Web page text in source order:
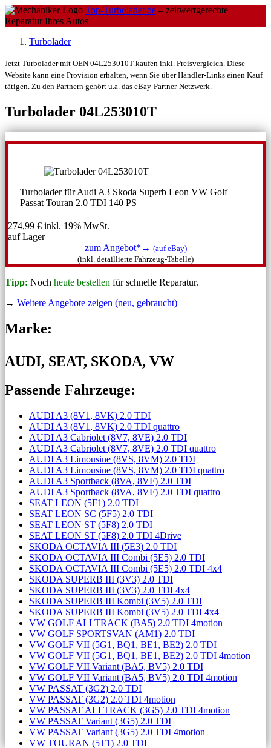
Top-Turbolader.de – zeitwertgerechte
Reparatur Ihres Autos
Turbolader
Jetzt Turbolader mit OEN 04L253010T kaufen inkl. Preisvergleich. Diese
Website kann eine Provision erhalten, wenn Sie über Händler-Links einen Kauf
tätigen. Zu den Partnern gehört u.a. das eBay-Partner-Netzwerk.
Turbolader 04L253010T
Turbolader für Audi A3 Skoda Superb Leon VW Golf
Passat Touran 2.0 TDI 140 PS
274,99 € inkl. 19% MwSt.
auf Lager
zum Angebot*→ (auf eBay)
(inkl. detaillierte Fahrzeug-Tabelle)
Tipp: Noch heute bestellen für schnelle Reparatur.
→ Weitere Angebote zeigen (neu, gebraucht)
Marke:
AUDI, SEAT, SKODA, VW
Passende Fahrzeuge:
AUDI A3 (8V1, 8VK) 2.0 TDI
AUDI A3 (8V1, 8VK) 2.0 TDI quattro
AUDI A3 Cabriolet (8V7, 8VE) 2.0 TDI
AUDI A3 Cabriolet (8V7, 8VE) 2.0 TDI quattro
AUDI A3 Limousine (8VS, 8VM) 2.0 TDI
AUDI A3 Limousine (8VS, 8VM) 2.0 TDI quattro
AUDI A3 Sportback (8VA, 8VF) 2.0 TDI
AUDI A3 Sportback (8VA, 8VF) 2.0 TDI quattro
SEAT LEON (5F1) 2.0 TDI
SEAT LEON SC (5F5) 2.0 TDI
SEAT LEON ST (5F8) 2.0 TDI
SEAT LEON ST (5F8) 2.0 TDI 4Drive
SKODA OCTAVIA III (5E3) 2.0 TDI
SKODA OCTAVIA III Combi (5E5) 2.0 TDI
SKODA OCTAVIA III Combi (5E5) 2.0 TDI 4x4
SKODA SUPERB III (3V3) 2.0 TDI
SKODA SUPERB III (3V3) 2.0 TDI 4x4
SKODA SUPERB III Kombi (3V5) 2.0 TDI
SKODA SUPERB III Kombi (3V5) 2.0 TDI 4x4
VW GOLF ALLTRACK (BA5) 2.0 TDI 4motion
VW GOLF SPORTSVAN (AM1) 2.0 TDI
VW GOLF VII (5G1, BQ1, BE1, BE2) 2.0 TDI
VW GOLF VII (5G1, BQ1, BE1, BE2) 2.0 TDI 4motion
VW GOLF VII Variant (BA5, BV5) 2.0 TDI
VW GOLF VII Variant (BA5, BV5) 2.0 TDI 4motion
VW PASSAT (3G2) 2.0 TDI
VW PASSAT (3G2) 2.0 TDI 4motion
VW PASSAT ALLTRACK (3G5) 2.0 TDI 4motion
VW PASSAT Variant (3G5) 2.0 TDI
VW PASSAT Variant (3G5) 2.0 TDI 4motion
VW TOURAN (5T1) 2.0 TDI